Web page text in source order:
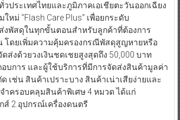
ประเทศไทยและภูมิภาคเอเชียตะวันออกเฉียง
หม่ “Flash Care Plus” เพื่อยกระดับ
งพัสดุในทุกขั้นตอนสำหรับลูกค้าที่ต้องการ
โดยเพิ่มความคุ้มครองกรณีพัสดุสูญหายหรือ
ดส่งด้วยวงเงินชดเชยสูงสุดถึง 50,000 บาท
บการ และผู้ใช้บริการที่มีการจัดส่งสินค้ามูลค่า
เช่น สินค้าเปราะบาง สินค้าเน่าเสียง่ายและ
ำครอบคลุมสินค้าพิเศษ 4 หมวด ได้แก่
ส์ 2.อุปกรณ์เครื่องดนตรี